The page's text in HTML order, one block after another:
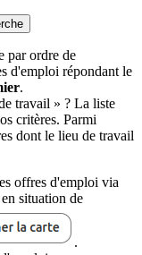
par ordre de
d'emploi répondant le
.
travail » ? La liste
critères. Parmi
dont le lieu de travail
offres d'emploi via
situation de
.